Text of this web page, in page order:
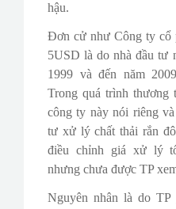
hậu.
Đơn cử như Công ty cổ
5USD là do nhà đầu tư
1999 và đến năm
Trong quá trình thương
công ty này nói riêng
tư xử lý chất thải rắn
điều chỉnh giá xử lý
nhưng chưa được TP
Nguyên nhân là do